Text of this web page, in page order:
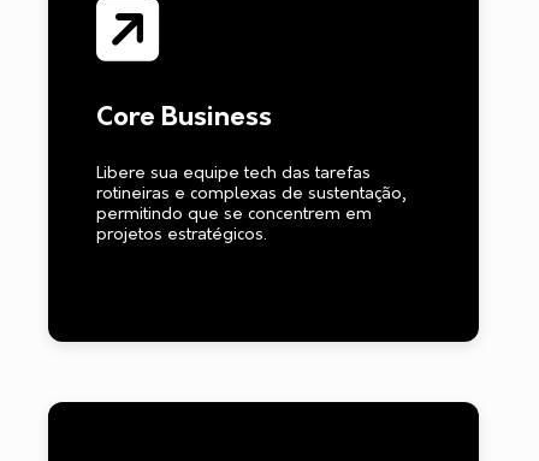
Core Business
Libere sua equipe tech das tarefas
rotineiras e complexas de sustentação,
permitindo que se concentrem em
projetos estratégicos.